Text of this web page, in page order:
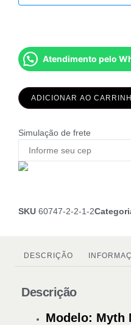
Atendimento pelo
ADICIONAR AO
Simulação de frete
SKU 60747-2-2-1-2
DESCRIÇÃO
Descrição
Modelo: Myth